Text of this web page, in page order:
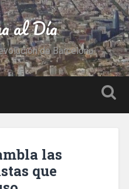
al Día
de Barcelona
las
que